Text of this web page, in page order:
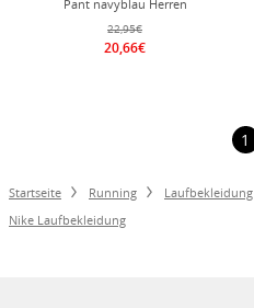
Pant navyblau Herren
22,95€
20,66€
1
Startseite Running Laufbekleidung
Nike Laufbekleidung